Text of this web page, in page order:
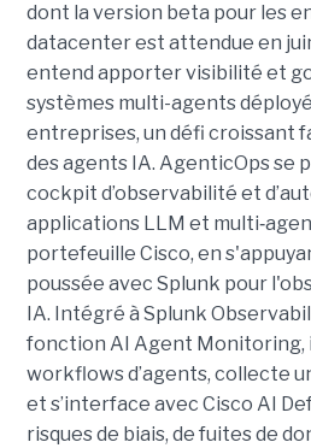
dont la version beta pour les
datacenter est attendue en
entend apporter visibilité et
systèmes multi-agents
entreprises, un défi croissant
des agents IA. AgenticOps se
cockpit d’observabilité et
applications LLM et
portefeuille Cisco, en
poussée avec Splunk pour
IA. Intégré à Splunk
fonction AI Agent Monitoring,
workflows d’agents, collecte
et s’interface avec Cisco AI
risques de biais, de fuites de